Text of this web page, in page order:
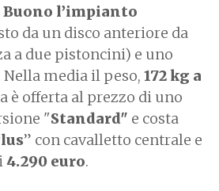
Buono l’impianto
da un disco anteriore da
a due pistoncini) e uno
media il peso, 172 kg a
è offerta al prezzo di uno
"Standard" e costa
” con cavalletto centrale e
4.290 euro.